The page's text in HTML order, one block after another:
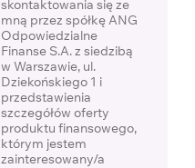
skontaktowania się ze
mną przez spółkę ANG
Odpowiedzialne
Finanse S.A. z siedzibą
w Warszawie, ul.
Dziekońskiego 1 i
przedstawienia
szczegółów oferty
produktu finansowego,
którym jestem
zainteresowany/a